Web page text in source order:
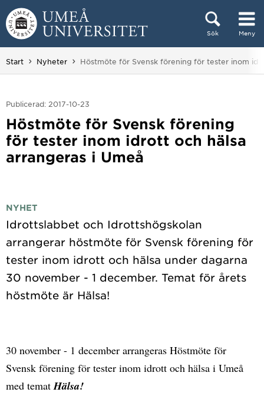
Hoppa direkt till innehållet
Sök Meny
Huvudmenyn dold.
Start Nyheter Du är här:
Höstmöte för Svensk förening för tester inom
Publicerad: 2017-10-23
Höstmöte för Svensk förening
för tester inom idrott och hälsa
arrangeras i Umeå
NYHET
Idrottslabbet och Idrottshögskolan
arrangerar höstmöte för Svensk förening för
tester inom idrott och hälsa under dagarna
30 november - 1 december. Temat för årets
30 november - 1 december arrangeras Höstmöte för
Svensk förening för tester inom idrott och hälsa i Umeå
med tematHälsa!